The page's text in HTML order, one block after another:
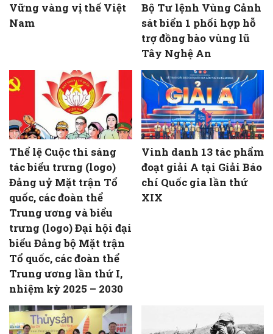
Vững vàng vị thế Việt
Nam
Bộ Tư lệnh Vùng Cảnh
sát biển 1 phối hợp hỗ
trợ đồng bào vùng lũ
Tây Nghệ An
Thể lệ Cuộc thi sáng
tác biểu trưng (logo)
Đảng uỷ Mặt trận Tổ
quốc, các đoàn thể
Trung ương và biểu
trưng (logo) Đại hội đại
biểu Đảng bộ Mặt trận
Tổ quốc, các đoàn thể
Trung ương lần thứ I,
nhiệm kỳ 2025 – 2030
Vinh danh 13 tác phẩm
đoạt giải A tại Giải Báo
chí Quốc gia lần thứ
XIX